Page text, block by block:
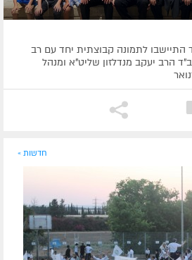
התיישבו לתמונה קבוצתית יחד עם רב
הרב יעקב מנדלזון שליט"א ומנהל
חדשות »